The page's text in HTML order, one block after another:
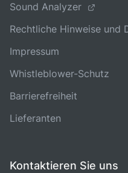
Sound Analyzer
Rechtliche Hinweise und
Impressum
Whistleblower-Schutz
Barrierefreiheit
Lieferanten
Kontaktieren Sie uns